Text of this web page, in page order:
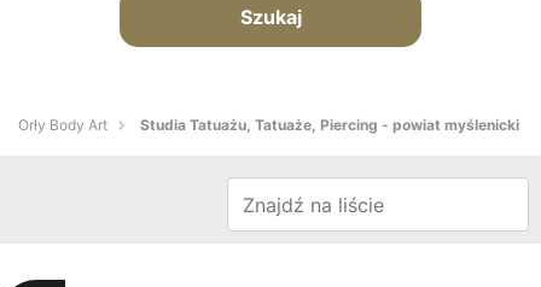
Szukaj
Orły Body Art Studia Tatuażu, Tatuaże, Piercing - powiat myślenicki